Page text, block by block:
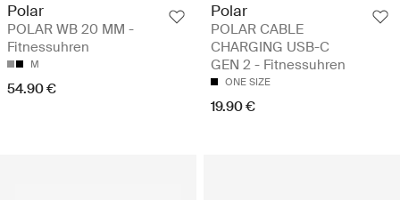
Polar
POLAR WB 20 MM -
Fitnessuhren
M
54.90 €
Polar
POLAR CABLE
CHARGING USB-C
GEN 2 - Fitnessuhren
ONE SIZE
19.90 €